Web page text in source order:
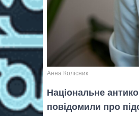
Анна Колісник
Національне
повідомили про